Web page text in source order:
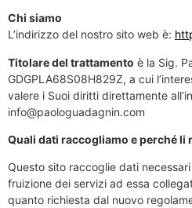
Chi siamo
L’indirizzo del nostro sito web è:
Titolare del trattamento è la Sig.
GDGPLA68S08H829Z, a cui
valere i Suoi diritti direttamente
info@paologuadagnin.com
Quali dati raccogliamo e perché li
Questo sito raccoglie dati
fruizione dei servizi ad essa
quanto richiesta dal nuovo